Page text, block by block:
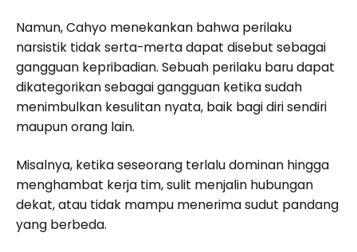
Namun, Cahyo menekankan bahwa perilaku
narsistik tidak serta-merta dapat disebut sebagai
gangguan kepribadian. Sebuah perilaku baru dapat
dikategorikan sebagai gangguan ketika sudah
menimbulkan kesulitan nyata, baik bagi diri sendiri
maupun orang lain.
Misalnya, ketika seseorang terlalu dominan hingga
menghambat kerja tim, sulit menjalin hubungan
dekat, atau tidak mampu menerima sudut pandang
yang berbeda.